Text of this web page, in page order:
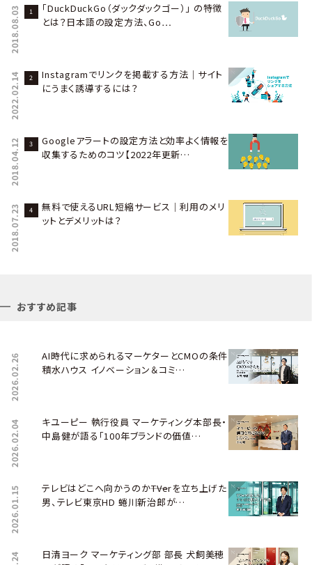
2018.08.03
「DuckDuckGo（ダックダックゴー）」 の特徴
とは？日本語の設定方法、Go…
2022.02.14
Instagramでリンクを掲載する方法｜サイト
にうまく誘導するには？
2018.04.12
Googleアラートの設定方法と効率よく情報を
収集するためのコツ【2022年更新…
2018.07.23
無料で使えるURL短縮サービス｜利用のメリ
ットとデメリットは？
おすすめ記事
2026.02.26
AI時代に求められるマーケターとCMOの条件――
積水ハウス イノベーション＆コミ…
2026.02.04
キユーピー 執行役員 マーケティング本部長・
中島健が語る「100年ブランドの価値…
2026.01.15
テレビはどこへ向かうのか――TVerを立ち上げた
男、テレビ東京HD 蜷川新治郎が…
日清ヨーク マーケティング部 部長 犬飼美穂